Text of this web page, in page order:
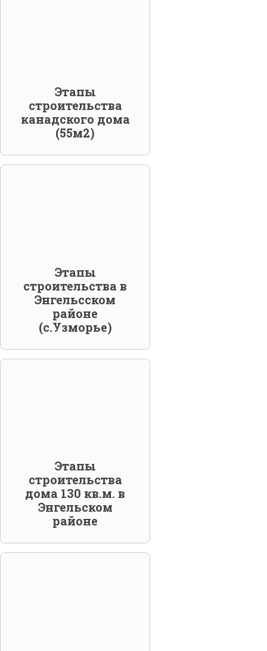
Этапы
строительства
канадского дома
(55м2)
Этапы
строительства в
Энгельсском
районе
(с.Узморье)
Этапы
строительства
дома 130 кв.м. в
Энгельском
районе